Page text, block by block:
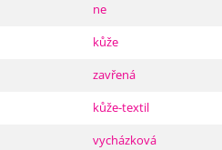
ne
kůže
zavřená
kůže-textil
vycházková